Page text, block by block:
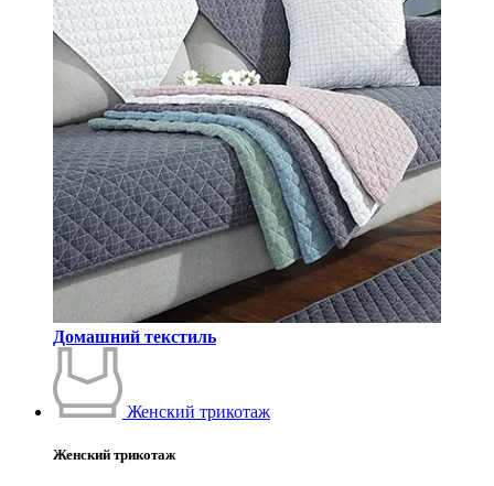
Домашний текстиль
Женский трикотаж
Женский трикотаж